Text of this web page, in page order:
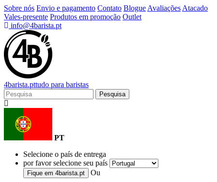
Sobre nós Envio e pagamento Contato Blogue Avaliações Atacado
Vales-presente Produtos em promoção Outlet
info@4barista.pt
4barista.pttudo para baristas
Pesquisa
PT
Selecione o país de entrega
por favor selecione seu país
Fique em 4barista.pt Ou